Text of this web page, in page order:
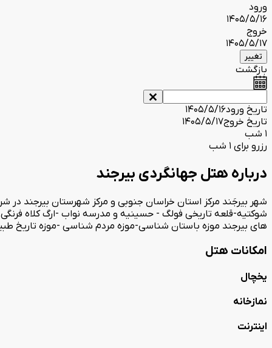
ورود
1405/5/16
خروج
1405/5/17
تغییر
بازگشت
تاریخ ورود1405/5/16
تاریخ خروج1405/5/17
1 شب
رزرو برای 1 شب
درباره هتل جهانگردی بیرجند
شهر بیرجَند مرکز استان خراسان جنوبی و مرکز شهرستان بیرجند در
شوکتیه-قلعه تاریخی فولگ - حسینیه و مدرسه نواب -ارگ کلاه
های بیرجند موزه باستان شناسی-موزه مردم شناسی -موزه تاریخ
امکانات هتل
یخچال
نمازخانه
اینترنت